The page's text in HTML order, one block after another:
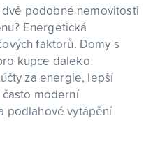
podobné nemovitosti
Energetická
faktorů. Domy s
kupce daleko
za energie, lepší
moderní
podlahové vytápění